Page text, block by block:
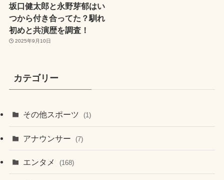
坂口健太郎と永野芽郁はい
つから付き合ってた？馴れ
初めと共演歴を調査！
2025年9月10日
カテゴリー
その他スポーツ (1)
アナウンサー (7)
エンタメ (168)